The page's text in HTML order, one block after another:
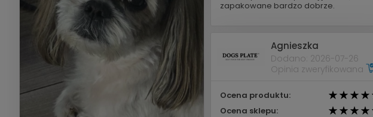
zapakowane bardzo dobrze.
Agnieszka
Dodano: 2026-07-26
Opinia zweryfikowana
Ocena produktu:
Ocena sklepu: